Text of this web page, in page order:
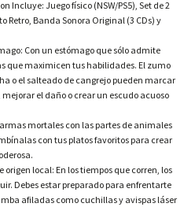
Incluye: Juego físico (NSW/PS5), Set de 2
Retro, Banda Sonora Original (3 CDs) y
Con un estómago que sólo admite
que maximicen tus habilidades. El zumo
o el salteado de cangrejo pueden marcar
el daño o crear un escudo acuoso
mortales con las partes de animales
con tus platos favoritos para crear
origen local: En los tiempos que corren, los
Debes estar preparado para enfrentarte
afiladas como cuchillas y avispas láser